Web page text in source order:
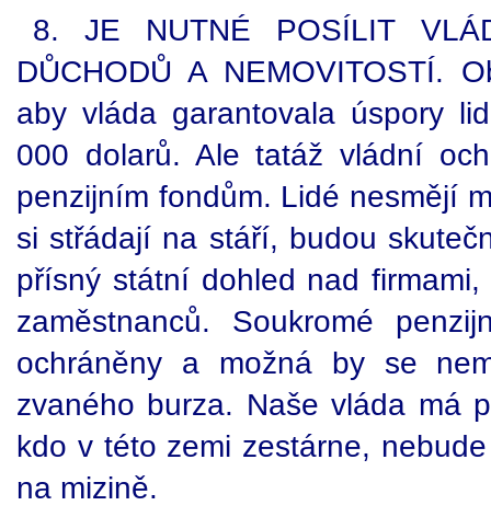
8. JE NUTNÉ POSÍLIT
DŮCHODŮ A NEMOVITOSTÍ.
aby vláda garantovala úspory
000 dolarů. Ale tatáž vládní
penzijním fondům. Lidé nesmějí
si střádají na stáří, budou
přísný státní dohled nad
zaměstnanců. Soukromé
ochráněny a možná by se
zvaného burza. Naše vláda má
kdo v této zemi zestárne,
na mizině.